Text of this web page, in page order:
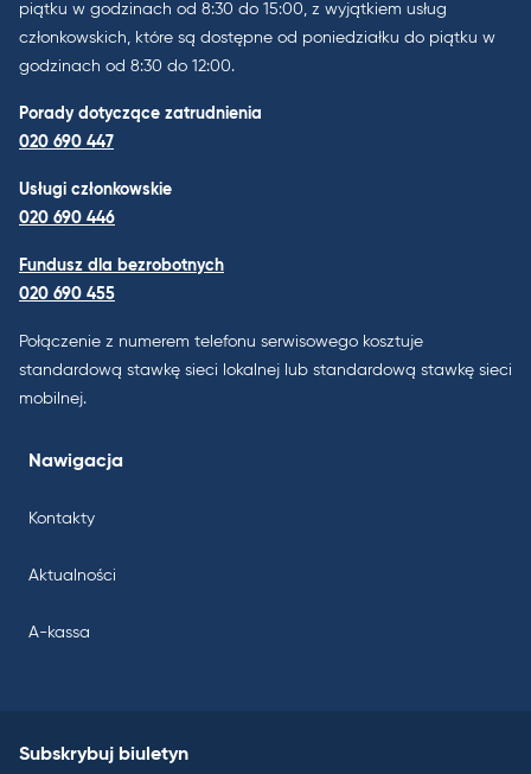
piątku w godzinach od 8:30 do 15:00, z wyjątkiem usług
członkowskich, które są dostępne od poniedziałku do piątku w
godzinach od 8:30 do 12:00.
Porady dotyczące zatrudnienia
020 690 447
Usługi członkowskie
020 690 446
Fundusz dla bezrobotnych
020 690 455
Połączenie z numerem telefonu serwisowego kosztuje
standardową stawkę sieci lokalnej lub standardową stawkę sieci
mobilnej.
Nawigacja
Kontakty
Aktualności
A-kassa
Subskrybuj biuletyn